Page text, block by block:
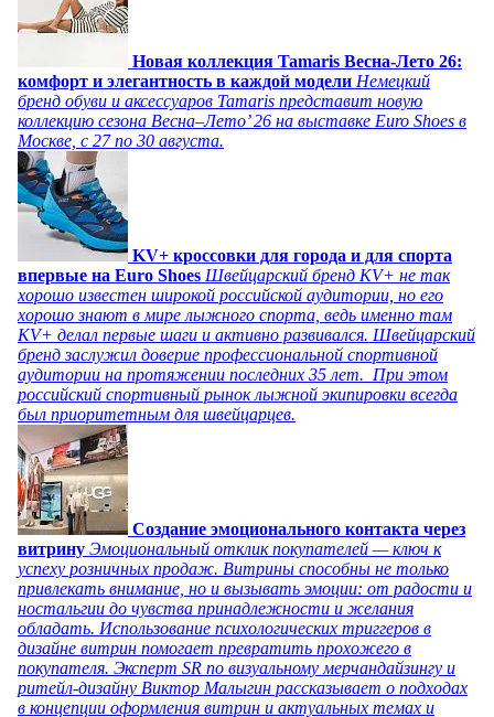
Новая коллекция Tamaris Весна-Лето 26:
комфорт и элегантность в каждой модели Немецкий
бренд обуви и аксессуаров Tamaris представит новую
коллекцию сезона Весна–Лето’ 26 на выставке Euro Shoes в
Москве, с 27 по 30 августа.
KV+ кроссовки для города и для спорта
впервые на Euro Shoes Швейцарский бренд KV+ не так
хорошо известен широкой российской аудитории, но его
хорошо знают в мире лыжного спорта, ведь именно там
KV+ делал первые шаги и активно развивался. Швейцарский
бренд заслужил доверие профессиональной спортивной
аудитории на протяжении последних 35 лет. При этом
российский спортивный рынок лыжной экипировки всегда
был приоритетным для швейцарцев.
Создание эмоционального контакта через
витрину Эмоциональный отклик покупателей — ключ к
успеху розничных продаж. Витрины способны не только
привлекать внимание, но и вызывать эмоции: от радости и
ностальгии до чувства принадлежности и желания
обладать. Использование психологических триггеров в
дизайне витрин помогает превратить прохожего в
покупателя. Эксперт SR по визуальному мерчандайзингу и
ритейл-дизайну Виктор Малыгин рассказывает о подходах
в концепции оформления витрин и актуальных темах и